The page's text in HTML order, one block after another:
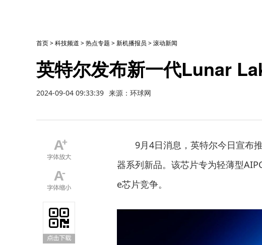
首页>科技频道 >热点专题 >新机播报员 >滚动新闻
英特尔发布新一代Lunar
2024-09-04 09:33:39 来源：环球网
9月4日消息，英特尔今日宣布
器系列新品。该芯片专为轻薄型
e芯片竞争。